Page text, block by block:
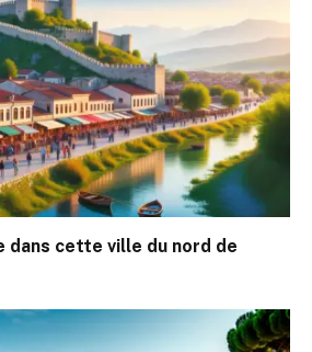
dans cette ville du nord de